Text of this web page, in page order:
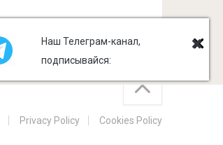
Privacy Policy Cookies Policy
Наш Телеграм-канал,
подписывайся: